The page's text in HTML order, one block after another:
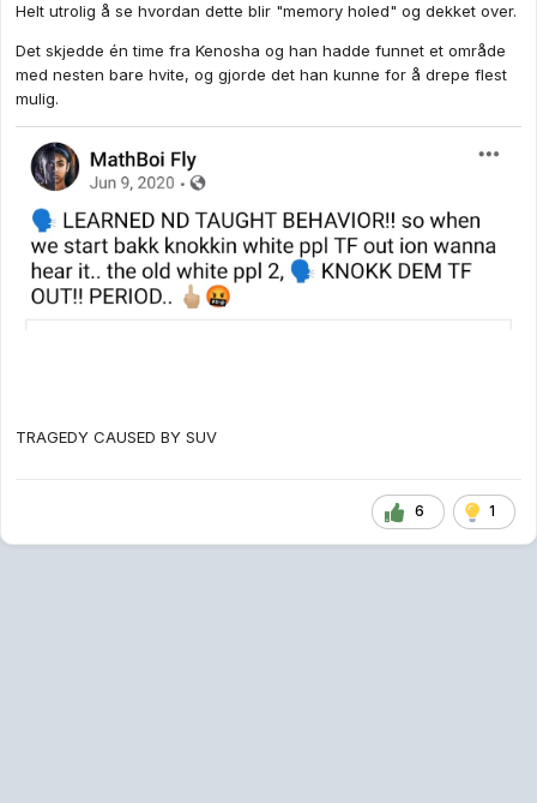
Helt utrolig å se hvordan dette blir "memory holed" og dekket over.
Det skjedde én time fra Kenosha og han hadde funnet et område
med nesten bare hvite, og gjorde det han kunne for å drepe flest
mulig.
TRAGEDY CAUSED BY SUV
6 1